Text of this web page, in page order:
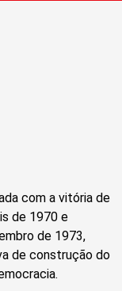
com a vitória de
de 1970 e
de 1973,
de construção do